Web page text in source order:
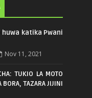
katika Pwani
Nov 11, 2021
TUKIO LA MOTO
BORA, TAZARA JIJINI